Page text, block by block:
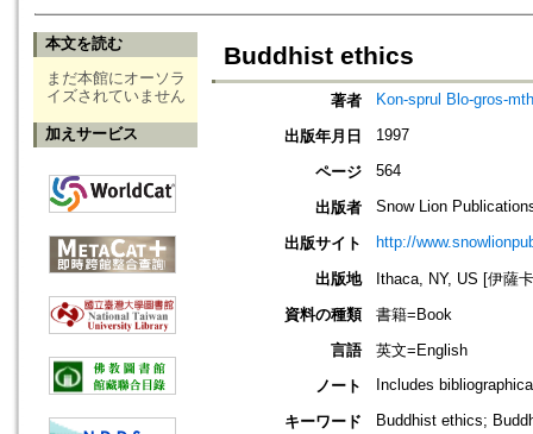
本文を読む
まだ本館にオーソラ
イズされていません
加えサービス
Buddhist ethics
著者 Kon-sprul Blo-gros-
出版年月日 1997
ページ 564
出版者 Snow Lion
出版サイト http://
出版地
Ithaca, NY, US [伊薩
資料の種類
書籍=Book
言語
英文=English
ノート
Includes
キーワード Buddhist ethics;